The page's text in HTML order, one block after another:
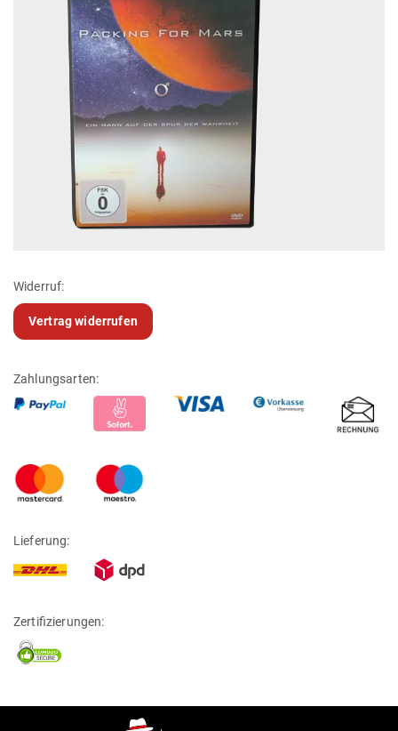
Widerruf:
Vertrag widerrufen
Zahlungsarten:
Lieferung:
Zertifizierungen: